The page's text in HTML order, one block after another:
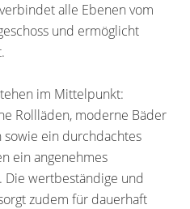
alle Ebenen vom
und ermöglicht
im Mittelpunkt:
Rollläden, moderne Bäder
ein durchdachtes
ein angenehmes
Die wertbeständige und
zudem für dauerhaft